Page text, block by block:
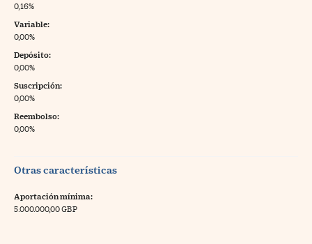
0,16%
Variable:
0,00%
Depósito:
0,00%
Suscripción:
0,00%
Reembolso:
0,00%
Otras características
Aportación mínima:
5.000.000,00 GBP